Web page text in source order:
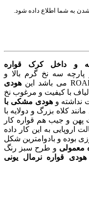
به شما اطلاع داده شود.
و داخل کرک قواره
پارچه سه نخ گرم بالا و
هودی
الیاف با کیفیت و مرغوب نخ
نداشته وهودی مشکی با
کلاه بزرگ و دولایه با
و جیب هم قواره کار
اروپایی به این کار داده
بوده و بادوامترین شکل
معمولی و طرح سبز رنگ
هودی قواره نرمال یونی